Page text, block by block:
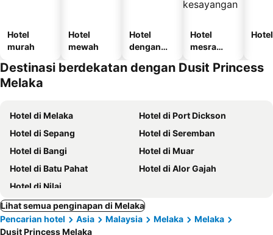
Hotel
murah
Hotel
mewah
Hotel
dengan
Hotel
mesra
kesayanga
Destinasi berdekatan dengan Dusit Princess
Melaka
Hotel di Melaka
Hotel di Port Dickson
Hotel di Sepang
Hotel di Seremban
Hotel di Bangi
Hotel di Muar
Hotel di Batu Pahat
Hotel di Alor Gajah
Hotel di Nilai
Lihat semua penginapan di Melaka
Pencarian hotel
Asia Malaysia Melaka
Melaka
Dusit Princess Melaka